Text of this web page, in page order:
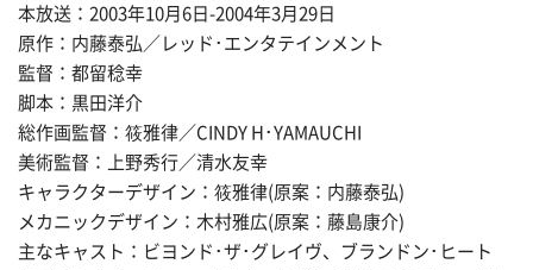
本放送：2003年10月6日-2004年3月29日
原作：内藤泰弘／レッド･エンタテインメント
監督：都留稔幸
脚本：黒田洋介
総作画監督：筱雅律／CINDY H･YAMAUCHI
美術監督：上野秀行／清水友幸
キャラクターデザイン：筱雅律(原案：内藤泰弘)
メカニックデザイン：木村雅広(原案：藤島康介)
主なキャスト：ビヨンド･ザ･グレイヴ、ブランドン･ヒート